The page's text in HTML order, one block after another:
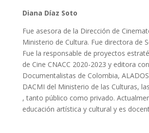
Diana Díaz Soto
Fue asesora de la Dirección de
Ministerio de Cultura. Fue directora de
Fue la responsable de proyectos
de Cine CNACC 2020-2023 y editora
Documentalistas de Colombia,
DACMI del Ministerio de las Culturas,
, tanto público como privado.
educación artística y cultural y es